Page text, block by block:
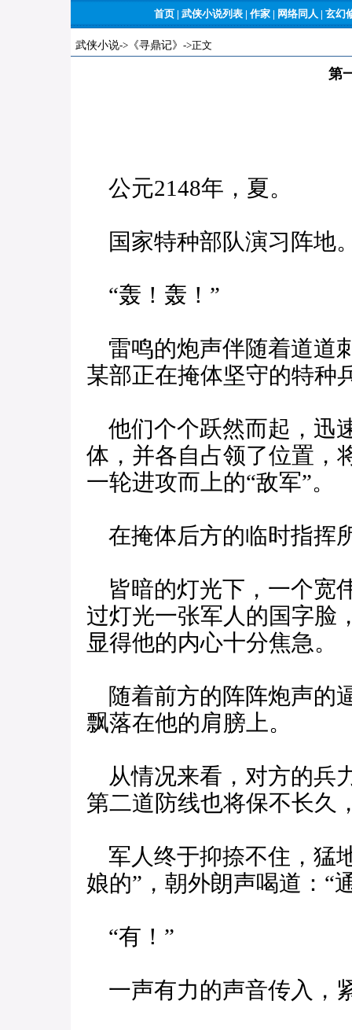
首页 | 武侠小说列表 | 作家 | 网络同人 | 玄幻
武侠小说-> 《寻鼎记》 ->正文
第
公元2148年，夏。
国家特种部队演习阵地
“轰！轰！”
雷鸣的炮声伴随着道道
某部正在掩体坚守的特种
他们个个跃然而起，迅
体，并各自占领了位置，
一轮进攻而上的“敌军”。
在掩体后方的临时指挥
皆暗的灯光下，一个宽
过灯光一张军人的国字脸
显得他的内心十分焦急。
随着前方的阵阵炮声的
飘落在他的肩膀上。
从情况来看，对方的兵
第二道防线也将保不长久
军人终于抑捺不住，猛
娘的”，朝外朗声喝道：“
“有！”
一声有力的声音传入，